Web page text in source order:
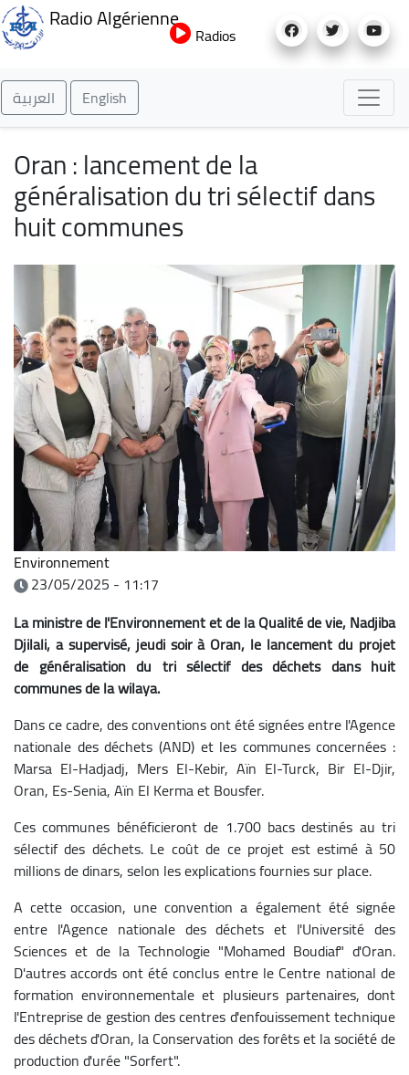
au
Radio Algérienne
Radios
العربية English
Oran : lancement de la
généralisation du tri sélectif dans
huit communes
Environnement
23/05/2025 - 11:17
La ministre de l'Environnement et de la Qualité de vie, Nadjiba
Djilali, a supervisé, jeudi soir à Oran, le lancement du projet
de généralisation du tri sélectif des déchets dans huit
communes de la wilaya.
Dans ce cadre, des conventions ont été signées entre l'Agence
nationale des déchets (AND) et les communes concernées :
Marsa El-Hadjadj, Mers El-Kebir, Aïn El-Turck, Bir El-Djir,
Oran, Es-Senia, Aïn El Kerma et Bousfer.
Ces communes bénéficieront de 1.700 bacs destinés au tri
sélectif des déchets. Le coût de ce projet est estimé à 50
millions de dinars, selon les explications fournies sur place.
A cette occasion, une convention a également été signée
entre l'Agence nationale des déchets et l'Université des
Sciences et de la Technologie "Mohamed Boudiaf" d'Oran.
D'autres accords ont été conclus entre le Centre national de
formation environnementale et plusieurs partenaires, dont
l'Entreprise de gestion des centres d'enfouissement technique
des déchets d'Oran, la Conservation des forêts et la société de
production d'urée "Sorfert".